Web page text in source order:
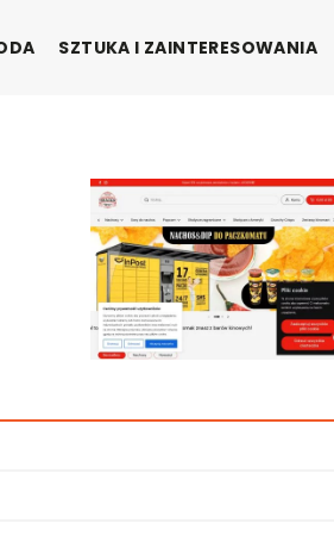
SZTUKA I ZAINTERESOWANIA